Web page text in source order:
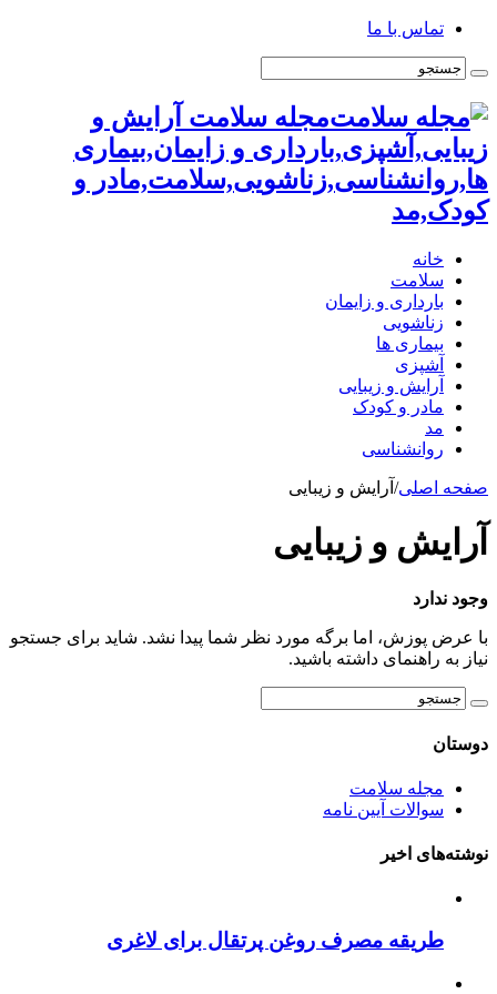
تماس با ما
مجله سلامت آرایش و
زیبایی,آشپزی,بارداری و زایمان,بیماری
ها,روانشناسی,زناشویی,سلامت,مادر و
کودک,مد
خانه
سلامت
بارداری و زایمان
زناشویی
بیماری ها
آشپزی
آرایش و زیبایی
مادر و کودک
مد
روانشناسی
صفحه اصلی/ آرایش و زیبایی
آرایش و زیبایی
وجود ندارد
با عرض پوزش، اما برگه مورد نظر شما پیدا نشد. شاید برای جستجو
نیاز به راهنمای داشته باشید.
دوستان
مجله سلامت
سوالات آیین نامه
نوشته‌های اخیر
طریقه مصرف روغن پرتقال برای لاغری